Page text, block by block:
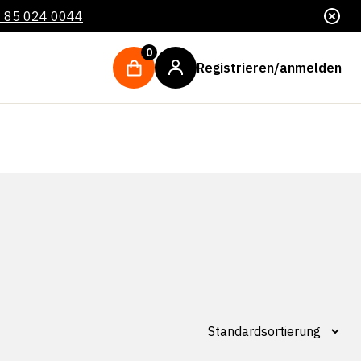
85 024 0044
0
Registrieren/anmelden